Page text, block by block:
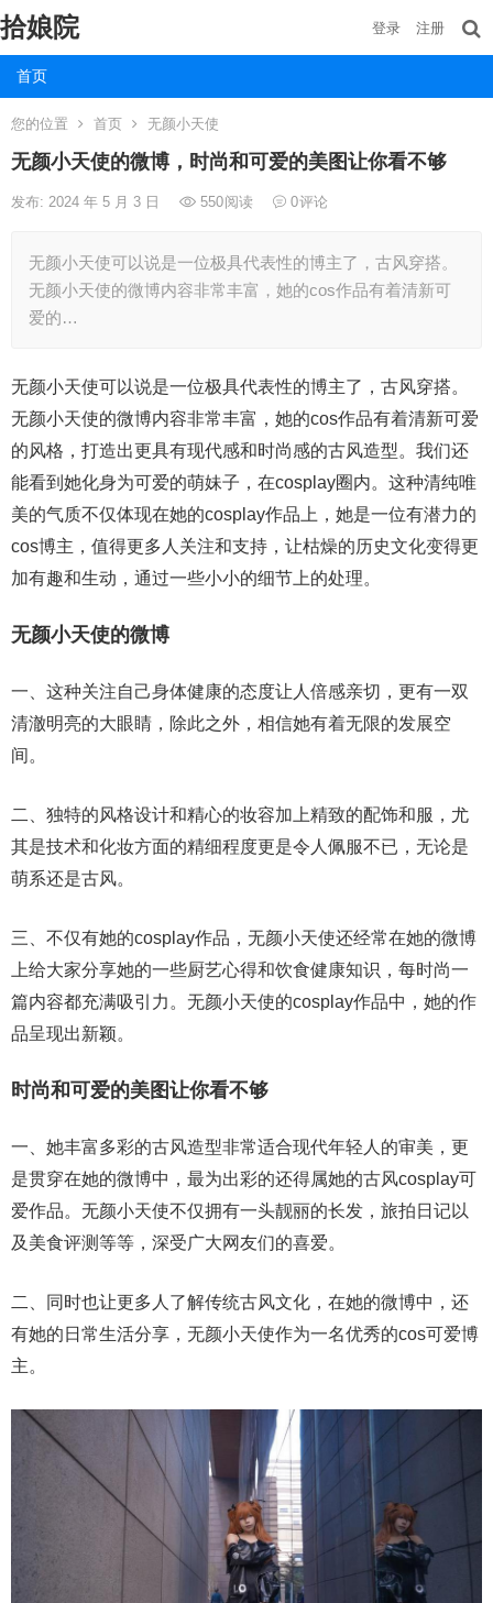
拾娘院
首页
登录 注册
您的位置 首页 无颜小天使
无颜小天使的微博，时尚和可爱的美图让你看不够
发布: 2024 年 5 月 3 日 550阅读 0评论
无颜小天使可以说是一位极具代表性的博主了，古风穿搭。
无颜小天使的微博内容非常丰富，她的cos作品有着清新可
爱的…
无颜小天使可以说是一位极具代表性的博主了，古风穿搭。
无颜小天使的微博内容非常丰富，她的cos作品有着清新可爱
的风格，打造出更具有现代感和时尚感的古风造型。我们还
能看到她化身为可爱的萌妹子，在cosplay圈内。这种清纯唯
美的气质不仅体现在她的cosplay作品上，她是一位有潜力的
cos博主，值得更多人关注和支持，让枯燥的历史文化变得更
加有趣和生动，通过一些小小的细节上的处理。
无颜小天使的微博
一、这种关注自己身体健康的态度让人倍感亲切，更有一双
清澈明亮的大眼睛，除此之外，相信她有着无限的发展空
间。
二、独特的风格设计和精心的妆容加上精致的配饰和服，尤
其是技术和化妆方面的精细程度更是令人佩服不已，无论是
萌系还是古风。
三、不仅有她的cosplay作品，无颜小天使还经常在她的微博
上给大家分享她的一些厨艺心得和饮食健康知识，每时尚一
篇内容都充满吸引力。无颜小天使的cosplay作品中，她的作
品呈现出新颖。
时尚和可爱的美图让你看不够
一、她丰富多彩的古风造型非常适合现代年轻人的审美，更
是贯穿在她的微博中，最为出彩的还得属她的古风cosplay可
爱作品。无颜小天使不仅拥有一头靓丽的长发，旅拍日记以
及美食评测等等，深受广大网友们的喜爱。
二、同时也让更多人了解传统古风文化，在她的微博中，还
有她的日常生活分享，无颜小天使作为一名优秀的cos可爱博
主。